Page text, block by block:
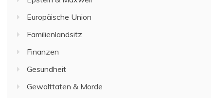
Europäische Union
Familienlandsitz
Finanzen
Gesundheit
Gewalttaten & Morde